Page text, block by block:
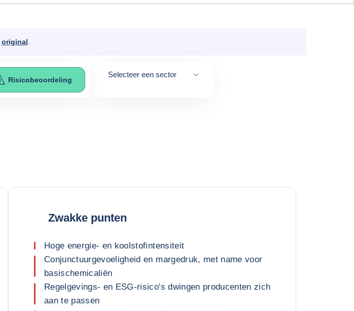
original
Risicobeoordeling
Selecteer een sector
Zwakke punten
Hoge energie- en koolstofintensiteit
Conjunctuurgevoeligheid en margedruk, met name voor
basischemicaliën
Regelgevings- en ESG-risico's dwingen producenten zich
aan te passen